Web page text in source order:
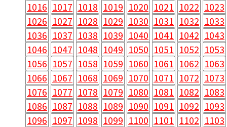
1016 1017 1018 1019 1020 1021 1022 1023
1026 1027 1028 1029 1030 1031 1032 1033
1036 1037 1038 1039 1040 1041 1042 1043
1046 1047 1048 1049 1050 1051 1052 1053
1056 1057 1058 1059 1060 1061 1062 1063
1066 1067 1068 1069 1070 1071 1072 1073
1076 1077 1078 1079 1080 1081 1082 1083
1086 1087 1088 1089 1090 1091 1092 1093
1096 1097 1098 1099 1100 1101 1102 1103